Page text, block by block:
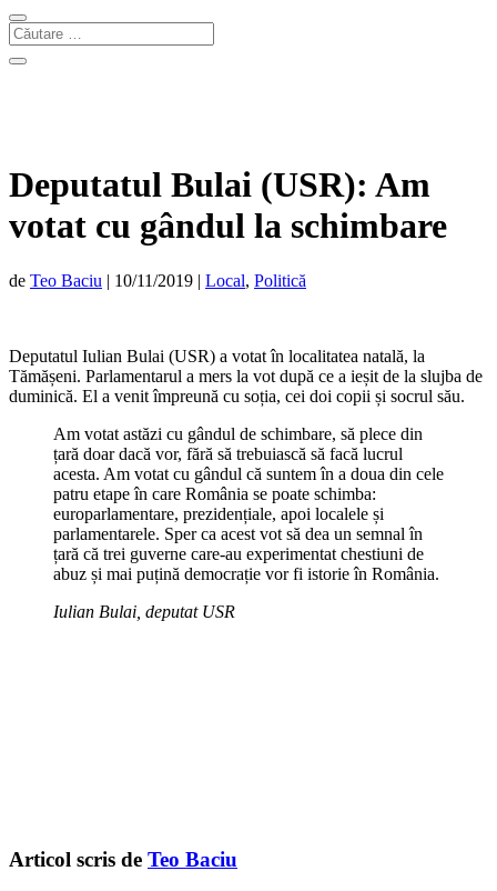
Deputatul Bulai (USR): Am
votat cu gândul la schimbare
de Teo Baciu | 10/11/2019 | Local, Politică
Deputatul Iulian Bulai (USR) a votat în localitatea natală, la
Tămășeni. Parlamentarul a mers la vot după ce a ieșit de la slujba de
duminică. El a venit împreună cu soția, cei doi copii și socrul său.
Am votat astăzi cu gândul de schimbare, să plece din
țară doar dacă vor, fără să trebuiască să facă lucrul
acesta. Am votat cu gândul că suntem în a doua din cele
patru etape în care România se poate schimba:
europarlamentare, prezidențiale, apoi localele și
parlamentarele. Sper ca acest vot să dea un semnal în
țară că trei guverne care-au experimentat chestiuni de
abuz și mai puțină democrație vor fi istorie în România.
Iulian Bulai, deputat USR
Articol scris de Teo Baciu